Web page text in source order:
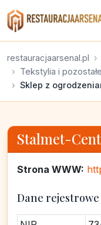
restauracjaarsenal.pl
Tekstylia i
Sklep z
Stalmet-
Strona WWW:
Dane rejestrowe